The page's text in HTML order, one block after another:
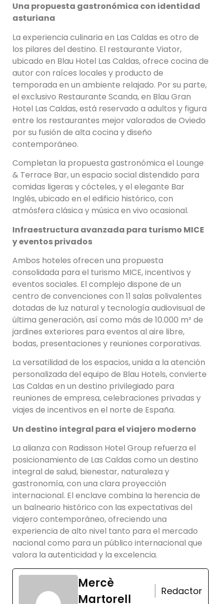
Una propuesta gastronómica con identidad
asturiana
La experiencia culinaria en Las Caldas es otro de
los pilares del destino. El restaurante Viator,
ubicado en Blau Hotel Las Caldas, ofrece cocina de
autor con raíces locales y producto de
temporada en un ambiente relajado. Por su parte,
el exclusivo Restaurante Scanda, en Blau Gran
Hotel Las Caldas, está reservado a adultos y figura
entre los restaurantes mejor valorados de Oviedo
por su fusión de alta cocina y diseño
contemporáneo.
Completan la propuesta gastronómica el Lounge
& Terrace Bar, un espacio social distendido para
comidas ligeras y cócteles, y el elegante Bar
Inglés, ubicado en el edificio histórico, con
atmósfera clásica y música en vivo ocasional.
Infraestructura avanzada para turismo MICE
y eventos privados
Ambos hoteles ofrecen una propuesta
consolidada para el turismo MICE, incentivos y
eventos sociales. El complejo dispone de un
centro de convenciones con 11 salas polivalentes
dotadas de luz natural y tecnología audiovisual de
última generación, así como más de 10.000 m² de
jardines exteriores para eventos al aire libre,
bodas, presentaciones y reuniones corporativas.
La versatilidad de los espacios, unida a la atención
personalizada del equipo de Blau Hotels, convierte
Las Caldas en un destino privilegiado para
reuniones de empresa, celebraciones privadas y
viajes de incentivos en el norte de España.
Un destino integral para el viajero moderno
La alianza con Radisson Hotel Group refuerza el
posicionamiento de Las Caldas como un destino
integral de salud, bienestar, naturaleza y
gastronomía, con una clara proyección
internacional. El enclave combina la herencia de
un balneario histórico con las expectativas del
viajero contemporáneo, ofreciendo una
experiencia de alto nivel tanto para el mercado
nacional como para un público internacional que
valora la autenticidad y la excelencia.
Mercè
Martorell
Redactor